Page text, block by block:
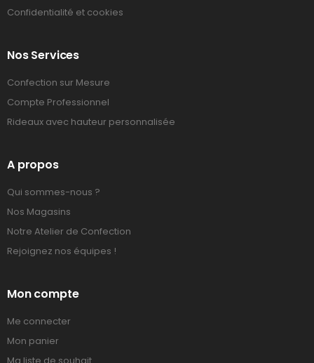
Confidentialité et cookies
Nos Services
Confection sur Mesure
Compte Professionnel
Rideaux avec hauteur personnalisée
A propos
Qui sommes-nous ?
Nos Magasins
Notre Atelier de Confection
Rejoignez nos équipes !
Mon compte
Me connecter
Mon panier